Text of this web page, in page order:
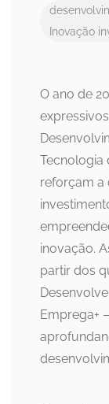
Inovação
O ano de
Tecnologia
reforçam a
inovação.
partir dos
Emprega+